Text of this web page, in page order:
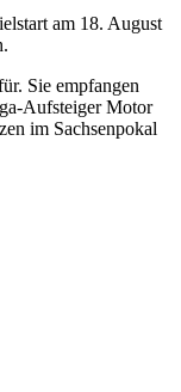
am 18. August
Sie empfangen
Aufsteiger Motor
im Sachsenpokal